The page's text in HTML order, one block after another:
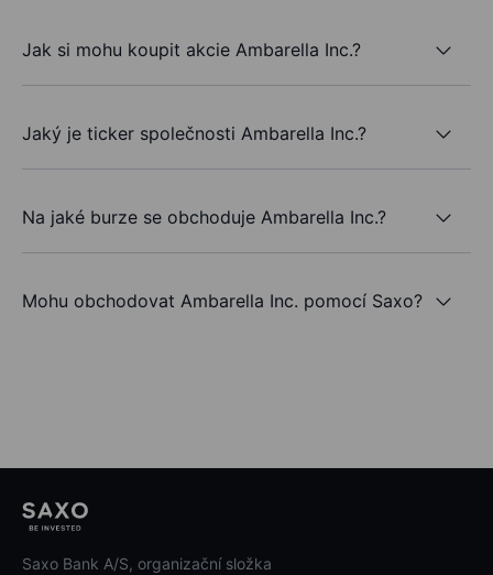
Jak si mohu koupit akcie Ambarella Inc.?
Jaký je ticker společnosti Ambarella Inc.?
Na jaké burze se obchoduje Ambarella Inc.?
Mohu obchodovat Ambarella Inc. pomocí Saxo?
Saxo Bank A/S, organizační složka